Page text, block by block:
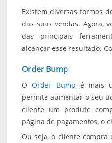
Existem diversas formas
das suas vendas. Agora,
das principais
alcançar esse resultado.
Order Bump
OOrder Bump é mais
permite aumentar o seu
cliente um produto
página de pagamentos, o
Ou seja, o cliente